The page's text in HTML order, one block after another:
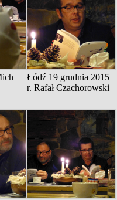
Łódź 19 grudnia 2015
r. Rafał Czachorowski